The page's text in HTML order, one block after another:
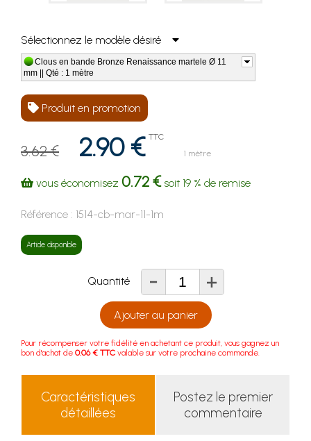
Sélectionnez le modèle désiré
Clous en bande Bronze Renaissance martele Ø 11
mm || Qté : 1 mètre
Produit en promotion
3.62 € 2.90 € TTC
1 mètre
vous économisez 0.72 €soit 19 % de remise
Référence : 1514-cb-mar-11-1m
Article disponible
Quantité - +
Ajouter au panier
Pour récompenser votre fidélité en achetant ce produit, vous gagnez un
bon d'achat de 0.06 € TTC valable sur votre prochaine commande.
Caractéristiques
détaillées
Postez le premier
commentaire